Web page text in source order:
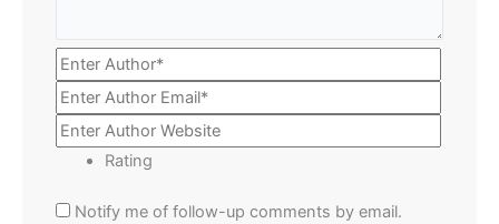
Rating
Notify me of follow-up comments by email.